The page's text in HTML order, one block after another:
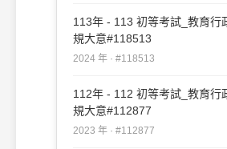
113年 - 113 初等考試_教育行
規大意#118513
2024 年 · #118513
112年 - 112 初等考試_教育行
規大意#112877
2023 年 · #112877